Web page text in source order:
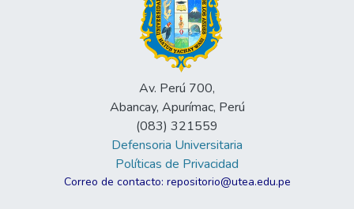
Av. Perú 700,
Abancay, Apurímac, Perú
(083) 321559
Defensoria Universitaria
Políticas de Privacidad
Correo de contacto: repositorio@utea.edu.pe